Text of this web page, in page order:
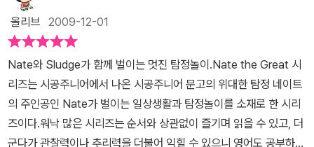
올리브 2009-12-01
Nate와 Sludge가 함께 벌이는 멋진 탐정놀이.Nate the Great 시
리즈는 시공주니어에서 나온 시공주니어 문고의 위대한 탐정 네이트
의 주인공인 Nate가 벌이는 일상생활과 탐정놀이를 소재로 한 시리
즈이다.워낙 많은 시리즈는 순서와 상관없이 즐기며 읽을 수 있고, 더
군다가 관찰력이나 추리력을 더불어 익힐 수 있으니 영어도 공부하고